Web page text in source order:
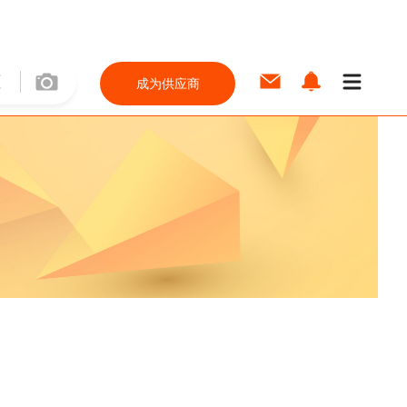
成为供应商